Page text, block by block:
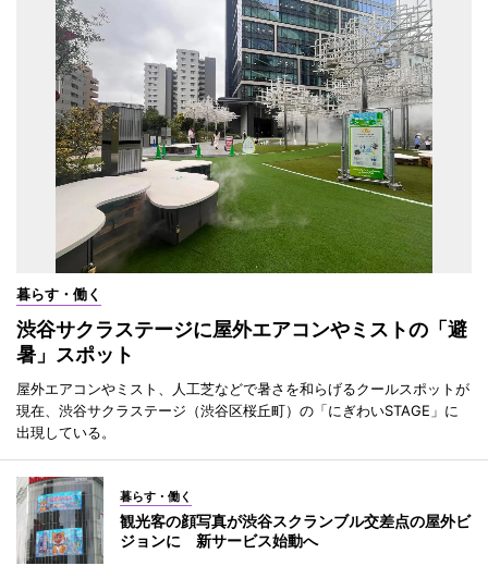
暮らす・働く
渋谷サクラステージに屋外エアコンやミストの「避
暑」スポット
屋外エアコンやミスト、人工芝などで暑さを和らげるクールスポットが
現在、渋谷サクラステージ（渋谷区桜丘町）の「にぎわいSTAGE」に
出現している。
暮らす・働く
観光客の顔写真が渋谷スクランブル交差点の屋外ビ
ジョンに 新サービス始動へ